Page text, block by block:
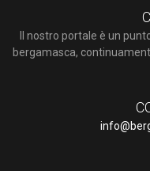
Il nostro portale è un
bergamasca,